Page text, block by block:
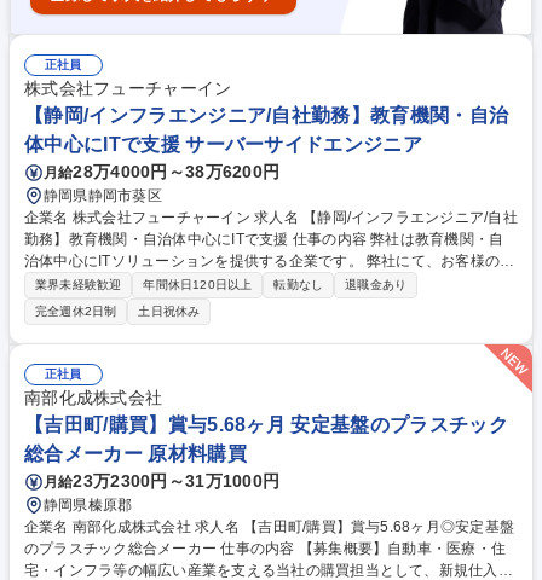
正社員
株式会社フューチャーイン
【静岡/インフラエンジニア/自社勤務】教育機関・自治
体中心にITで支援 サーバーサイドエンジニア
月給28万4000円～38万6200円
静岡県静岡市葵区
企業名 株式会社フューチャーイン 求人名 【静岡/インフラエンジニア/自社
勤務】教育機関・自治体中心にITで支援 仕事の内容 弊社は教育機関・自
治体中心にITソリューションを提供する企業です。 弊社にて、お客様の基
幹プラットフォームの設計、構築、運用サポートを主にお任せします。 ス
キルアップにより各種サーバー構築、仮想化基盤、大規模ネットワークの
論理的設計・物理設計、構築まで担当いただく可能性があります。 【社
風】穏やかな社風、落ち着いて長期安定就業の実現ができる「働きやす
さ」が魅力。 募集職種 【静岡/インフラエンジニア/自社勤務】教育機関・
自治体中心にITで支援
業界未経験歓迎 年間休日120日以上 転勤なし
退職金あり
完全週休2日制
土日祝休み
正社員
南部化成株式会社
【吉田町/購買】賞与5.68ヶ月 安定基盤のプラスチック
総合メーカー 原材料購買
月給23万2300円～31万1000円
静岡県榛原郡
企業名 南部化成株式会社 求人名 【吉田町/購買】賞与5.68ヶ月◎安定基盤
のプラスチック総合メーカー 仕事の内容 【募集概要】自動車・医療・住
宅・インフラ等の幅広い産業を支える当社の購買担当として、新規仕入先